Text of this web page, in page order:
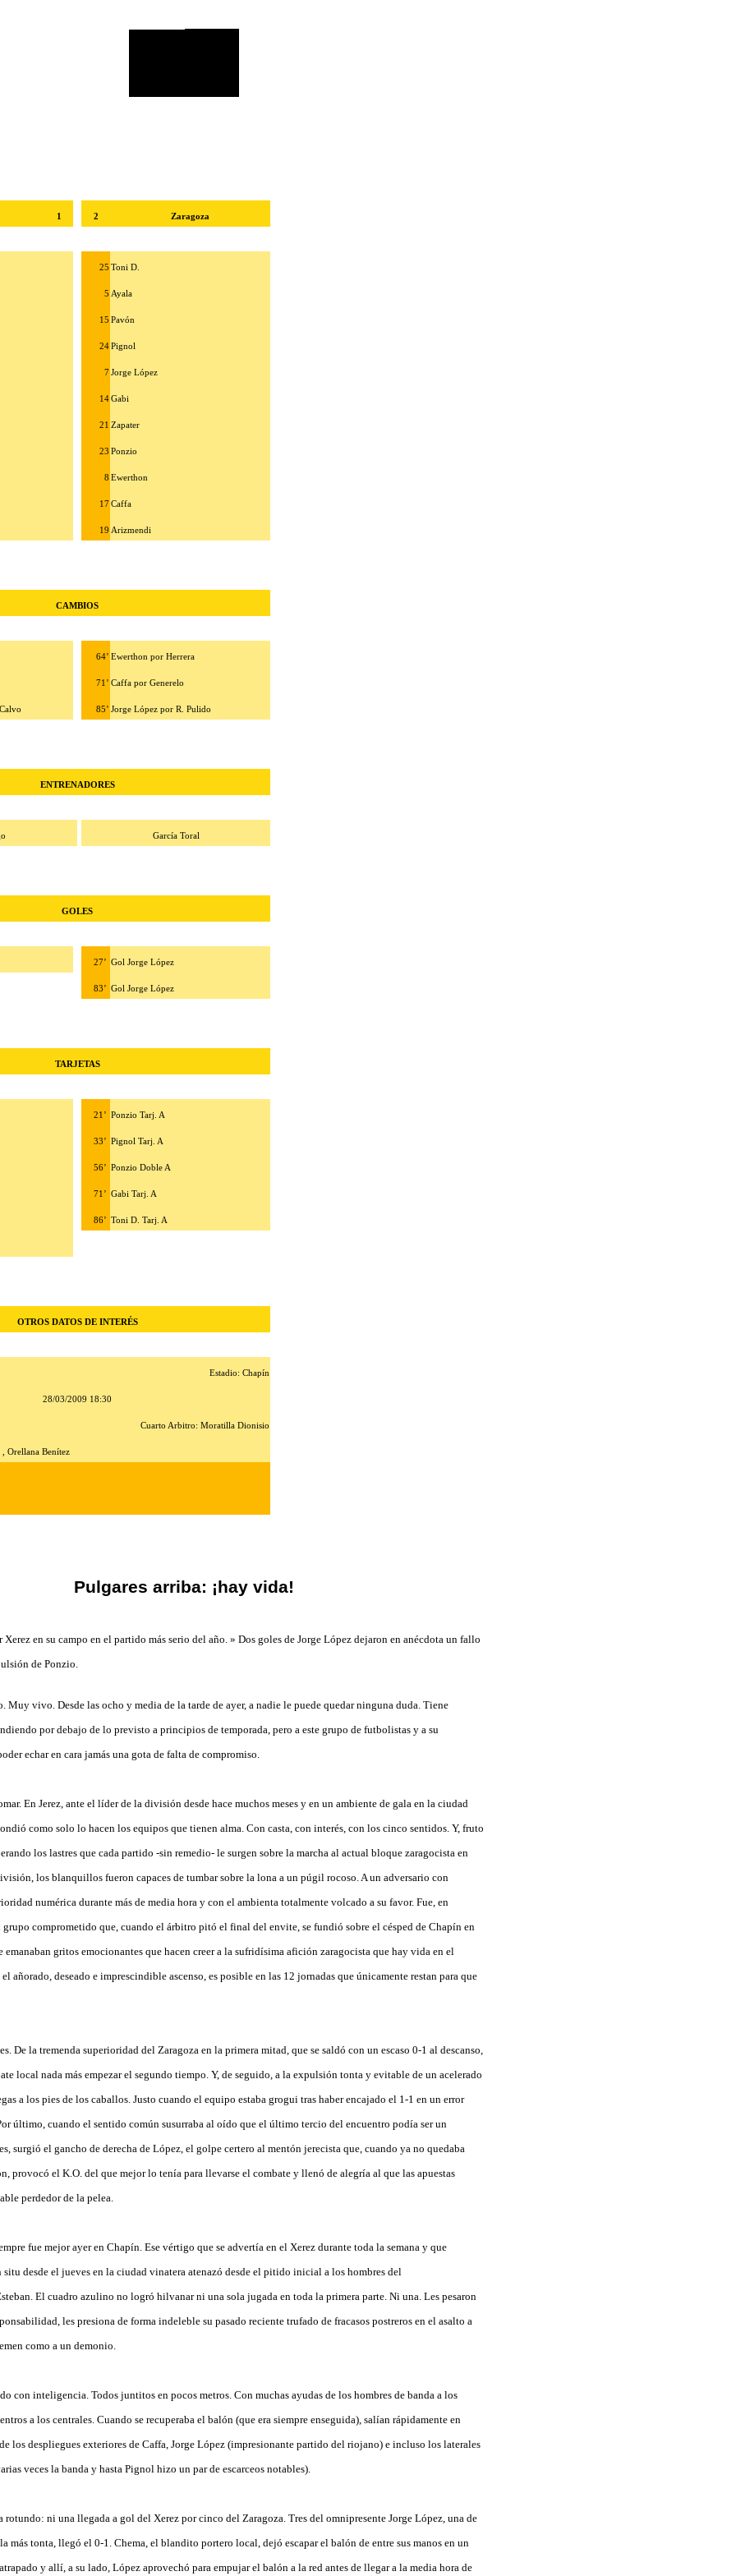
1 2 Zaragoza
25 Toni D.
5 Ayala
15 Pavón
24Pignol
7Jorge López
14Gabi
21 Zapater
23 Ponzio
8 Ewerthon
17Caffa
19 Arizmendi
CAMBIOS
64’ Ewerthon por Herrera
71’ Caffa por Generelo
85’ Jorge López por R. Pulido
ENTRENADORES
García Toral
GOLES
27’ Gol Jorge López
83’ Gol Jorge López
TARJETAS
21’ Ponzio Tarj. A
33’ Pignol Tarj. A
56’ Ponzio Doble A
71’ Gabi Tarj. A
86’ Toni D. Tarj. A
OTROS DATOS DE INTERÉS
Estadio: Chapín
28/03/2009 18:30
Cuarto Arbitro: Moratilla Dionisio
, Orellana Benítez
Pulgares arriba: ¡hay vida!
en su campo en el partido más serio del año. » Dos goles de Jorge López dejaron en anécdota un fallo
de Ponzio.
Muy vivo. Desde las ocho y media de la tarde de ayer, a nadie le puede quedar ninguna duda. Tiene
por debajo de lo previsto a principios de temporada, pero a este grupo de futbolistas y a su
echar en cara jamás una gota de falta de compromiso.
En Jerez, ante el líder de la división desde hace muchos meses y en un ambiente de gala en la ciudad
como solo lo hacen los equipos que tienen alma. Con casta, con interés, con los cinco sentidos. Y, fruto
los lastres que cada partido -sin remedio- le surgen sobre la marcha al actual bloque zaragocista en
los blanquillos fueron capaces de tumbar sobre la lona a un púgil rocoso. A un adversario con
numérica durante más de media hora y con el ambienta totalmente volcado a su favor. Fue, en
comprometido que, cuando el árbitro pitó el final del envite, se fundió sobre el césped de Chapín en
emanaban gritos emocionantes que hacen creer a la sufridísima afición zaragocista que hay vida en el
añorado, deseado e imprescindible ascenso, es posible en las 12 jornadas que únicamente restan para que
De la tremenda superioridad del Zaragoza en la primera mitad, que se saldó con un escaso 0-1 al descanso,
local nada más empezar el segundo tiempo. Y, de seguido, a la expulsión tonta y evitable de un acelerado
a los pies de los caballos. Justo cuando el equipo estaba grogui tras haber encajado el 1-1 en un error
último, cuando el sentido común susurraba al oído que el último tercio del encuentro podía ser un
surgió el gancho de derecha de López, el golpe certero al mentón jerecista que, cuando ya no quedaba
provocó el K.O. del que mejor lo tenía para llevarse el combate y llenó de alegría al que las apuestas
perdedor de la pelea.
fue mejor ayer en Chapín. Ese vértigo que se advertía en el Xerez durante toda la semana y que
desde el jueves en la ciudad vinatera atenazó desde el pitido inicial a los hombres del
El cuadro azulino no logró hilvanar ni una sola jugada en toda la primera parte. Ni una. Les pesaron
les presiona de forma indeleble su pasado reciente trufado de fracasos postreros en el asalto a
como a un demonio.
con inteligencia. Todos juntitos en pocos metros. Con muchas ayudas de los hombres de banda a los
a los centrales. Cuando se recuperaba el balón (que era siempre enseguida), salían rápidamente en
los despliegues exteriores de Caffa, Jorge López (impresionante partido del riojano) e incluso los laterales
veces la banda y hasta Pignol hizo un par de escarceos notables).
rotundo: ni una llegada a gol del Xerez por cinco del Zaragoza. Tres del omnipresente Jorge López, una de
más tonta, llegó el 0-1. Chema, el blandito portero local, dejó escapar el balón de entre sus manos en un
y allí, a su lado, López aprovechó para empujar el balón a la red antes de llegar a la media hora de